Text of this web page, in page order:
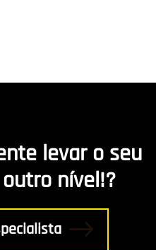
levar o seu
nível!?